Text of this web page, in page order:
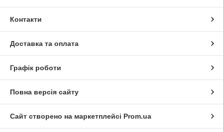
Контакти
Доставка та оплата
Графік роботи
Повна версія сайту
Сайт створено на маркетплейсі Prom.ua